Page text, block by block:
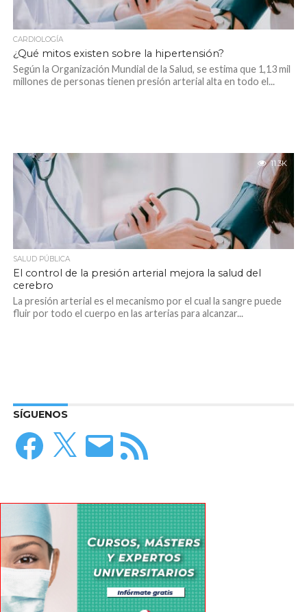
CARDIOLOGÍA
¿Qué mitos existen sobre la hipertensión?
Según la Organización Mundial de la Salud, se estima que 1,13 mil
millones de personas tienen presión arterial alta en todo el...
11.3K
SALUD PÚBLICA
El control de la presión arterial mejora la salud del
cerebro
La presión arterial es el mecanismo por el cual la sangre puede
fluir por todo el cuerpo en las arterias para alcanzar...
SÍGUENOS
Facebook
X
Correo
electrónico
Feed
RSS